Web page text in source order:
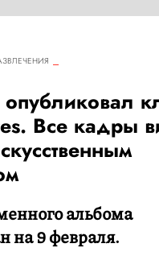
опубликовал
Все кадры
альбома
на 9 февраля.